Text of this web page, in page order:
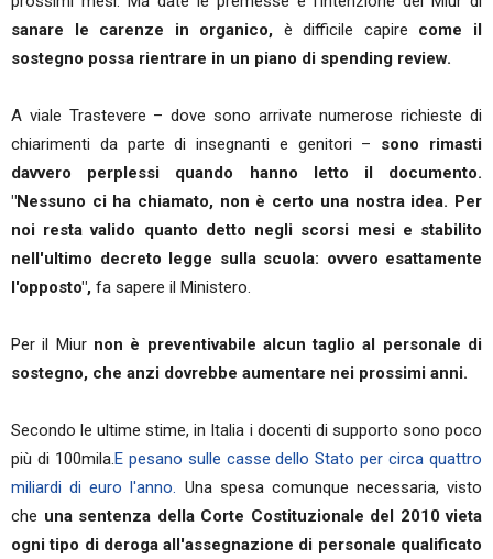
sanare le carenze in organico, è difficile capire come il
sostegno possa rientrare in un piano di spending review.
A viale Trastevere – dove sono arrivate numerose richieste di
chiarimenti da parte di insegnanti e genitori – sono rimasti
davvero perplessi quando hanno letto il documento.
"Nessuno ci ha chiamato, non è certo una nostra idea. Per
noi resta valido quanto detto negli scorsi mesi e stabilito
nell'ultimo decreto legge sulla scuola: ovvero esattamente
l'opposto", fa sapere il Ministero.
Per il Miur non è preventivabile alcun taglio al personale di
sostegno, che anzi dovrebbe aumentare nei prossimi anni.
Secondo le ultime stime, in Italia i docenti di supporto sono poco
più di 100mila.E pesano sulle casse dello Stato per circa quattro
miliardi di euro l'anno. Una spesa comunque necessaria, visto
che una sentenza della Corte Costituzionale del 2010 vieta
ogni tipo di deroga all'assegnazione di personale qualificato